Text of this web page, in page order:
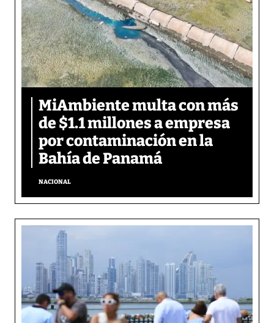
MiAmbiente multa con más
de $1.1 millones a empresa
por contaminación en la
Bahía de Panamá
NACIONAL